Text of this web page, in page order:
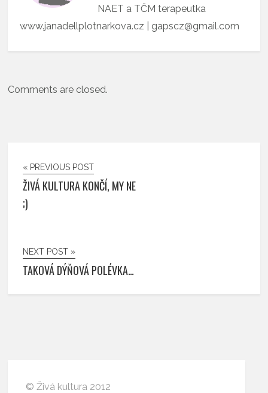
NAET a TČM terapeutka
www.janadellplotnarkova.cz | gapscz@gmail.com
Comments are closed.
« PREVIOUS POST
ŽIVÁ KULTURA KONČÍ, MY NE
;)
NEXT POST »
TAKOVÁ DÝŇOVÁ POLÉVKA…
© Živá kultura 2012